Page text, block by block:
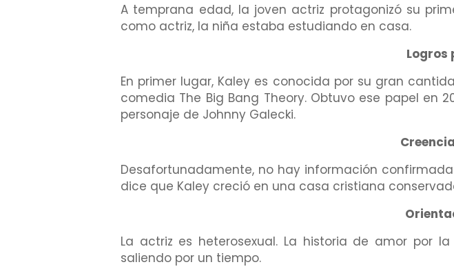
A temprana edad, la joven actriz protagonizó su
como actriz, la niña estaba estudiando en casa.
Logros
En primer lugar, Kaley es conocida por su gran
comedia The Big Bang Theory. Obtuvo ese papel en
personaje de Johnny Galecki.
Desafortunadamente, no hay información
dice que Kaley creció en una casa cristiana
La actriz es heterosexual. La historia de amor por
saliendo por un tiempo.